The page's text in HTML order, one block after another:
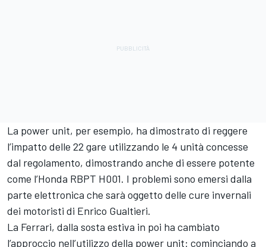
La power unit, per esempio, ha dimostrato di reggere
l’impatto delle 22 gare utilizzando le 4 unità concesse
dal regolamento, dimostrando anche di essere potente
come l’Honda RBPT H001. I problemi sono emersi dalla
parte elettronica che sarà oggetto delle cure invernali
dei motoristi di Enrico Gualtieri.
La Ferrari, dalla sosta estiva in poi ha cambiato
l’approccio nell’utilizzo della power unit: cominciando a